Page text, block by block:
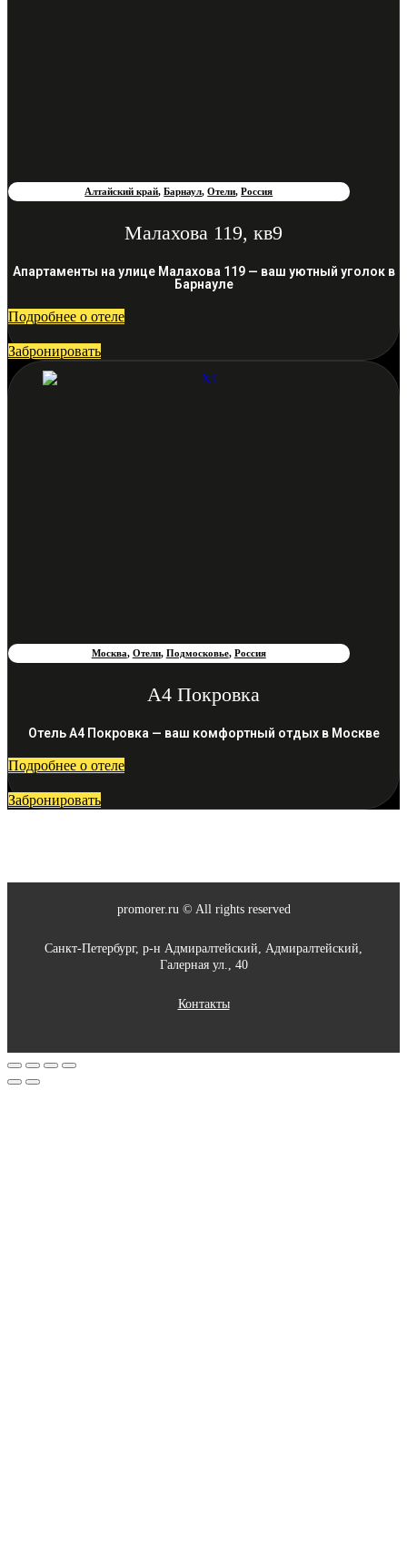
Алтайский край,Барнаул,Отели,Россия
Малахова 119, кв9
Апартаменты на улице Малахова 119 — ваш уютный уголок в
Барнауле
Подробнее о отеле
Забронировать
Москва, Отели, Подмосковье, Россия
А4 Покровка
Отель А4 Покровка — ваш комфортный отдых в Москве
Подробнее о отеле
Забронировать
promorer.ru © All rights reserved
Санкт-Петербург, р-н Адмиралтейский, Адмиралтейский,
Галерная ул., 40
Контакты